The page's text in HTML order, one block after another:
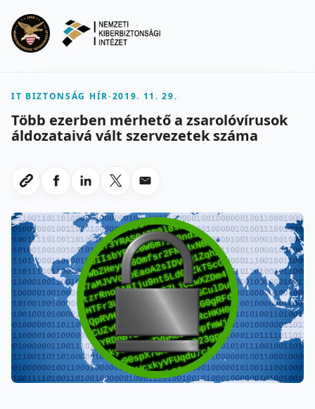
IT BIZTONSÁG HÍR-2019. 11. 29.
Több ezerben mérhető a zsarolóvírusok
áldozataivá vált szervezetek száma
Link masolasa
Megosztas Facebookon
Megosztas LinkedInen
Megosztas X-en
Megosztas emailben